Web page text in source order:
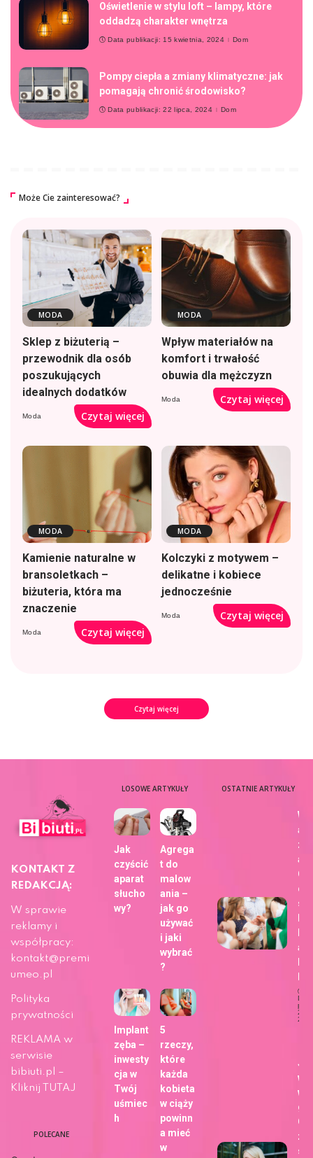
Oświetlenie w stylu loft – lampy, które
oddadzą charakter wnętrza
Data publikacji: 15 kwietnia, 2024 Dom
Pompy ciepła a zmiany klimatyczne: jak
pomagają chronić środowisko?
Data publikacji: 22 lipca, 2024 Dom
Może Cie zainteresować?
MODA
Sklep z biżuterią –
przewodnik dla osób
poszukujących
idealnych dodatków
Moda Czytaj więcej
MODA
Wpływ materiałów na
komfort i trwałość
obuwia dla mężczyzn
Moda Czytaj więcej
MODA
Kamienie naturalne w
bransoletkach –
biżuteria, która ma
znaczenie
Moda Czytaj więcej
MODA
Kolczyki z motywem –
delikatne i kobiece
jednocześnie
Moda Czytaj więcej
Czytaj więcej
KONTAKT Z
REDAKCJĄ:
W sprawie
reklamy i
współpracy:
kontakt@premi
umeo.pl
Polityka
prywatności
REKLAMA w
serwisie
bibiuti.pl –
Kliknij TUTAJ
POLECANE
LOSOWE ARTYKUŁY
Jak
czyścić
aparat
słucho
wy?
Agrega
t do
malow
ania –
jak go
używać
i jaki
wybrać
?
Implant
zęba –
inwesty
cja w
Twój
uśmiec
h
5
rzeczy,
które
każda
kobieta
w ciąży
powinn
a mieć
w
OSTATNIE ARTYKUŁY
aj
a
dla
29